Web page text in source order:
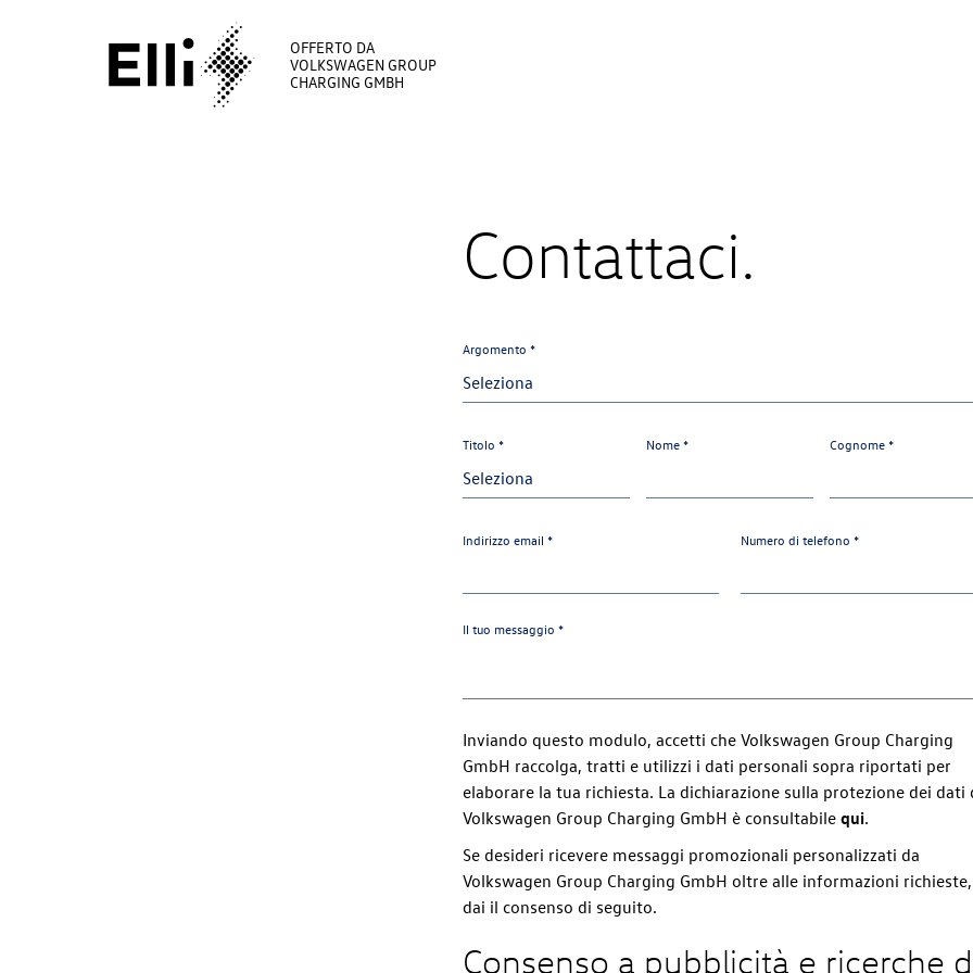
OFFERTO DA
VOLKSWAGEN GROUP
CHARGING GMBH
Contattaci.
Argomento *
Titolo * Nome * Cognome *
Indirizzo email * Numero di telefono *
Il tuo messaggio *
Inviando questo modulo, accetti che Volkswagen Group Charging
GmbH raccolga, tratti e utilizzi i dati personali sopra riportati per
elaborare la tua richiesta. La dichiarazione sulla protezione dei dati
Volkswagen Group Charging GmbH è consultabilequi.
Se desideri ricevere messaggi promozionali personalizzati da
Volkswagen Group Charging GmbH oltre alle informazioni richieste,
dai il consenso di seguito.
Consenso a pubblicità e ricerche